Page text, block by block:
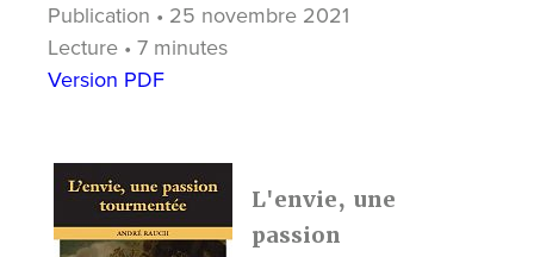
Publication • 25 novembre 2021
Lecture • 7 minutes
Version PDF
L'envie, une
passion